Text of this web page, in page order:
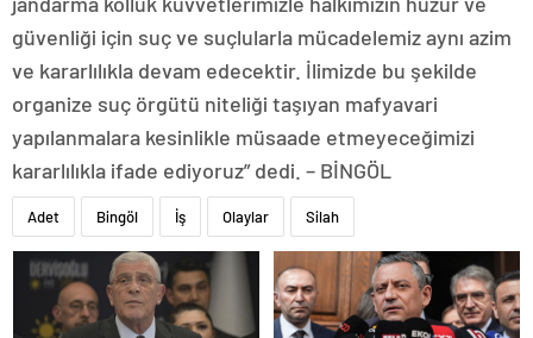
güvenliği için suç ve suçlularla mücadelemiz aynı azim
ve kararlılıkla devam edecektir. İlimizde bu şekilde
organize suç örgütü niteliği taşıyan mafyavari
yapılanmalara kesinlikle müsaade etmeyeceğimizi
kararlılıkla ifade ediyoruz” dedi. – BİNGÖL
Adet Bingöl İş Olaylar Silah